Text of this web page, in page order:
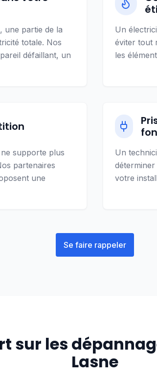
une partie de la
totale. Nos
défaillant, un
Un
éviter tout
les
supporte plus
partenaires
une
Un
votre
Se faire rappeler
sur les
Lasne